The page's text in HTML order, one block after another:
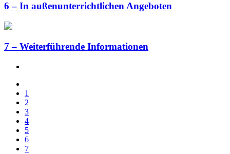
6 – In außenunterrichtlichen Angeboten
7 – Weiterführende Informationen
1
2
3
4
5
6
7